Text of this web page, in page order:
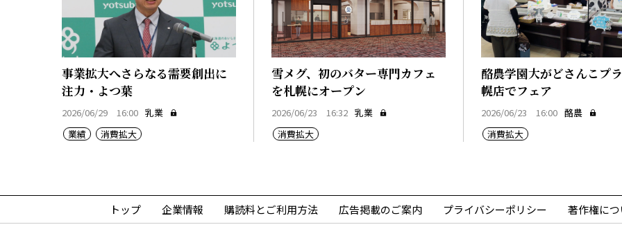
事業拡大へさらなる需要創出に
注力・よつ葉
2026/06/29 16:00 乳業
業績
消費拡大
雪メグ、初のバター専門カフェ
を札幌にオープン
2026/06/23 16:32 乳業
消費拡大
酪農学園大がどさんこプ
幌店でフェア
2026/06/23 16:00 酪農
消費拡大
トップ 企業情報 購読料とご利用方法 広告掲載のご案内 プライバシーポリシー 著作権に